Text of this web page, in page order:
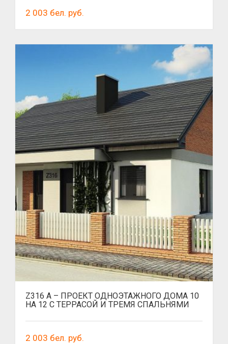
2 003 бел. руб.
Z316 A – ПРОЕКТ ОДНОЭТАЖНОГО ДОМА 10
НА 12 С ТЕРРАСОЙ И ТРЕМЯ СПАЛЬНЯМИ
2 003 бел. руб.